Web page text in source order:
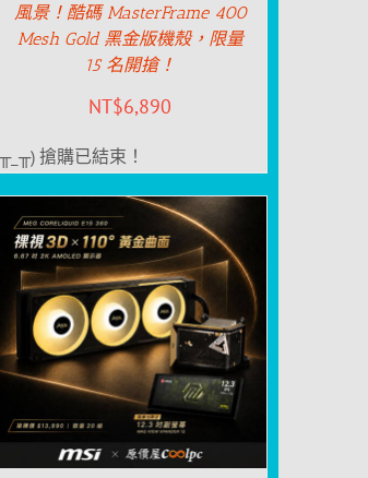
風景！酷碼 MasterFrame 400
Mesh Gold 黑金版機殼，限量
15 名開搶！
NT$6,890
搶購已結束！